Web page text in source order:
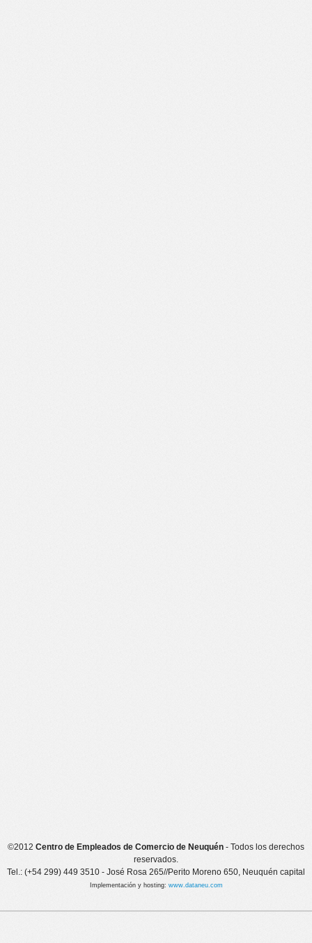
©2012 Centro de Empleados de Comercio de Neuquén - Todos los derechos
reservados.
Tel.: (+54 299) 449 3510 - José Rosa 265//Perito Moreno 650, Neuquén capital
Implementación y hosting: www.dataneu.com